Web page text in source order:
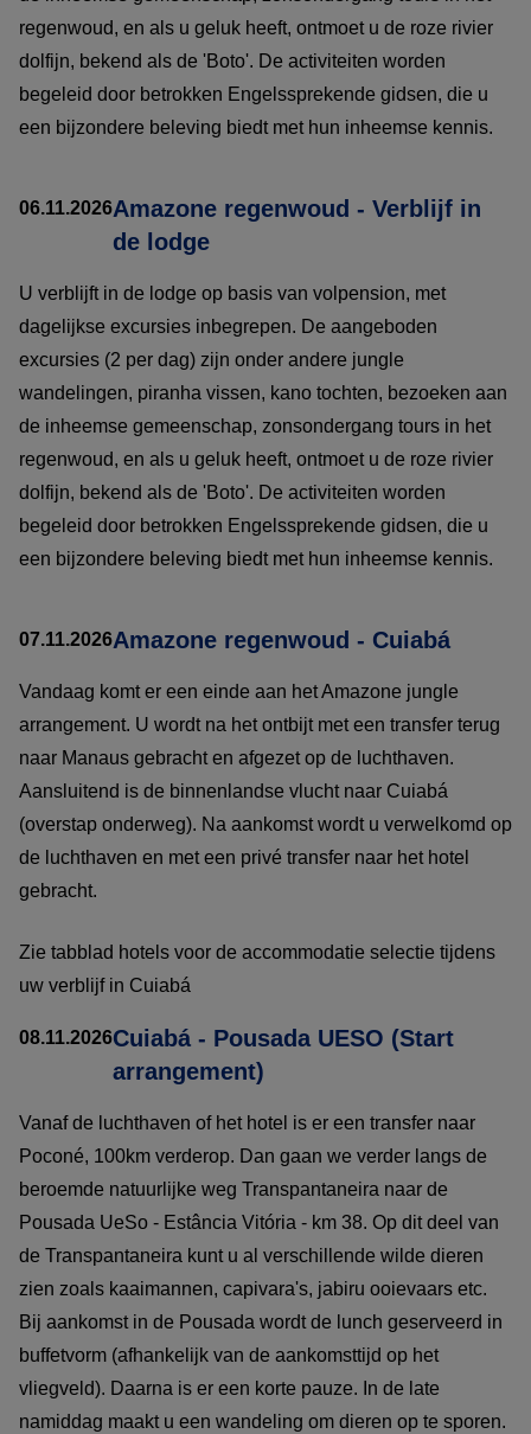
regenwoud, en als u geluk heeft, ontmoet u de roze rivier
dolfijn, bekend als de 'Boto'. De activiteiten worden
begeleid door betrokken Engelssprekende gidsen, die u
een bijzondere beleving biedt met hun inheemse kennis.
06.11.2026Amazone regenwoud - Verblijf in
de lodge
U verblijft in de lodge op basis van volpension, met
dagelijkse excursies inbegrepen. De aangeboden
excursies (2 per dag) zijn onder andere jungle
wandelingen, piranha vissen, kano tochten, bezoeken aan
de inheemse gemeenschap, zonsondergang tours in het
regenwoud, en als u geluk heeft, ontmoet u de roze rivier
dolfijn, bekend als de 'Boto'. De activiteiten worden
begeleid door betrokken Engelssprekende gidsen, die u
een bijzondere beleving biedt met hun inheemse kennis.
07.11.2026Amazone regenwoud - Cuiabá
Vandaag komt er een einde aan het Amazone jungle
arrangement. U wordt na het ontbijt met een transfer terug
naar Manaus gebracht en afgezet op de luchthaven.
Aansluitend is de binnenlandse vlucht naar Cuiabá
(overstap onderweg). Na aankomst wordt u verwelkomd op
de luchthaven en met een privé transfer naar het hotel
gebracht.
Zie tabblad hotels voor de accommodatie selectie tijdens
uw verblijf in Cuiabá
08.11.2026Cuiabá - Pousada UESO (Start
arrangement)
Vanaf de luchthaven of het hotel is er een transfer naar
Poconé, 100km verderop. Dan gaan we verder langs de
beroemde natuurlijke weg Transpantaneira naar de
Pousada UeSo - Estância Vitória - km 38. Op dit deel van
de Transpantaneira kunt u al verschillende wilde dieren
zien zoals kaaimannen, capivara's, jabiru ooievaars etc.
Bij aankomst in de Pousada wordt de lunch geserveerd in
buffetvorm (afhankelijk van de aankomsttijd op het
vliegveld). Daarna is er een korte pauze. In de late
namiddag maakt u een wandeling om dieren op te sporen.